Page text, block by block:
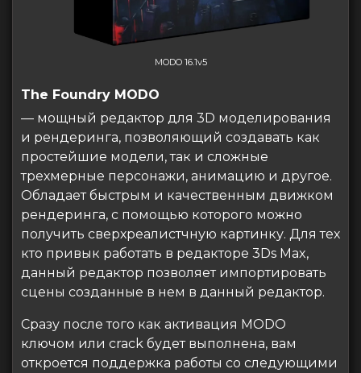
MODO 16.1v5
The Foundry MODO
— мощный редактор для 3D моделирования
и рендеринга, позволяющий создавать как
простейшие модели, так и сложные
трехмерные персонажи, анимацию и другое.
Обладает быстрым и качественным движком
рендеринга, с помощью которого можно
получить сверхреалистчную картинку. Для тех
кто привык работать в редакторе 3Ds Max,
данный редактор позволяет импортировать
сцены созданные в нем в данный редактор.
Сразу после того как активация MODO
ключом или crack будет выполнена, вам
откроется поддержка работы со следующими